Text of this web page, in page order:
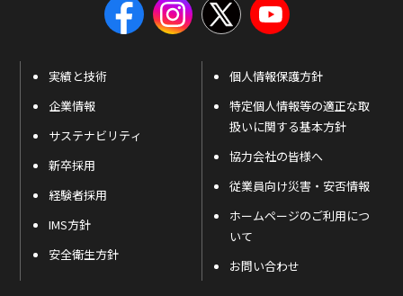
実績と技術
企業情報
サステナビリティ
新卒採用
経験者採用
IMS方針
安全衛生方針
個人情報保護方針
特定個人情報等の適正な取
扱いに関する基本方針
協力会社の皆様へ
従業員向け災害・安否情報
ホームページのご利用につ
いて
お問い合わせ